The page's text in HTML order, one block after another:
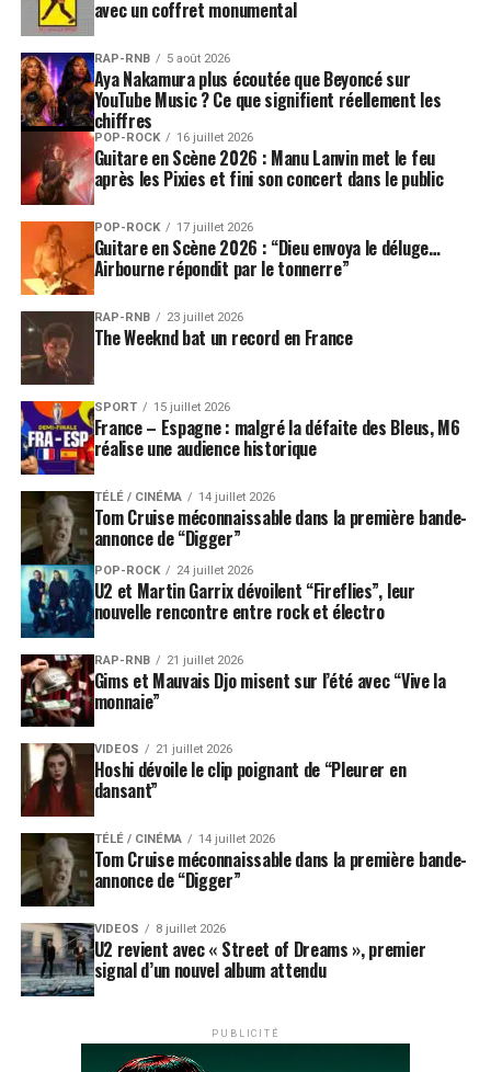
avec un coffret monumental
RAP-RNB 5 août 2026
Aya Nakamura plus écoutée que Beyoncé sur
YouTube Music ? Ce que signifient réellement les
chiffres
POP-ROCK 16 juillet 2026
Guitare en Scène 2026 : Manu Lanvin met le feu
après les Pixies et fini son concert dans le public
POP-ROCK 17 juillet 2026
Guitare en Scène 2026 : “Dieu envoya le déluge…
Airbourne répondit par le tonnerre”
RAP-RNB 23 juillet 2026
The Weeknd bat un record en France
SPORT 15 juillet 2026
France – Espagne : malgré la défaite des Bleus, M6
réalise une audience historique
TÉLÉ / CINÉMA 14 juillet 2026
Tom Cruise méconnaissable dans la première bande-
annonce de “Digger”
POP-ROCK 24 juillet 2026
U2 et Martin Garrix dévoilent “Fireflies”, leur
nouvelle rencontre entre rock et électro
RAP-RNB 21 juillet 2026
Gims et Mauvais Djo misent sur l’été avec “Vive la
monnaie”
VIDEOS 21 juillet 2026
Hoshi dévoile le clip poignant de “Pleurer en
dansant”
TÉLÉ / CINÉMA 14 juillet 2026
Tom Cruise méconnaissable dans la première bande-
annonce de “Digger”
VIDEOS 8 juillet 2026
U2 revient avec « Street of Dreams », premier
signal d’un nouvel album attendu
PUBLICITÉ